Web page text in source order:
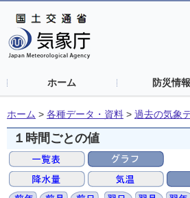
ホーム 防災情報
ホーム > 各種データ・資料 > 過去の気象
１時間ごとの値